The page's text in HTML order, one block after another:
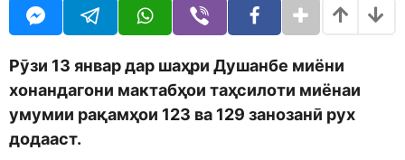
d
o
t
h
a
o
Рӯзи 13 январ дар шаҳри Душанбе миёни
хонандагони мактабҳои таҳсилоти миёнаи
умумии рақамҳои 123 ва 129 занозанӣ рух
додааст.